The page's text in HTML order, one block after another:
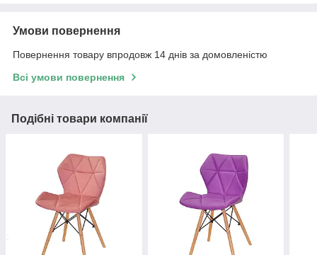
Умови повернення
Повернення товару впродовж 14 днів за домовленістю
Всі умови повернення
Подібні товари компанії